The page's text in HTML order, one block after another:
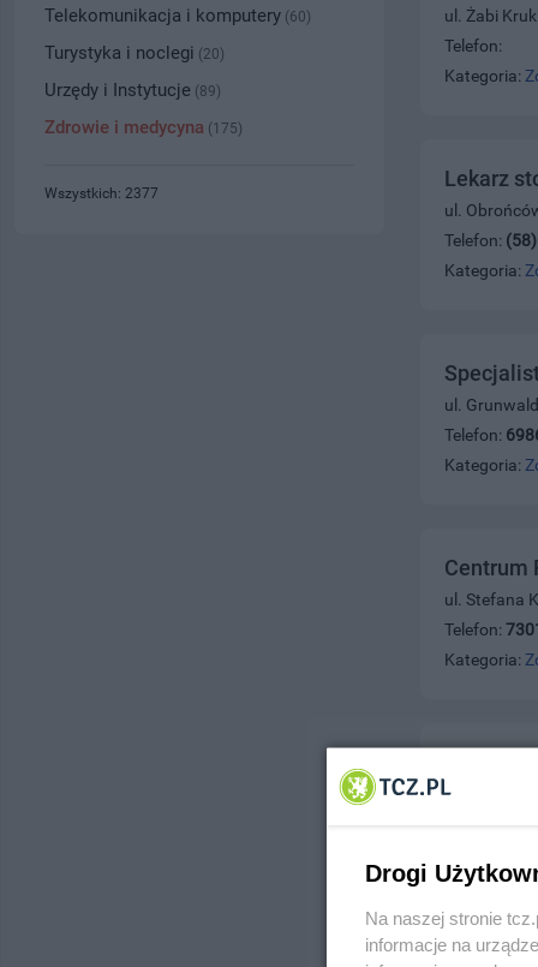
ul. Żabi
Telefon:
Kategoria:
Lekarz
ul.
Telefon:
Kategoria:
ul.
Telefon:
Kategoria:
Centrum
ul. Stefana
Telefon:
Kategoria:
ul. Armii
Telekomunikacja i komputery (60)
Turystyka i noclegi (20)
Urzędy i Instytucje (89)
Zdrowie i medycyna (175)
Wszystkich: 2377
Drogi
Na naszej stronie
informacje na